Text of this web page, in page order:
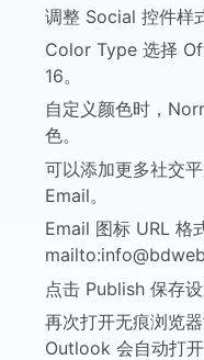
调整 Social 控件样
Color Type 选择
16。
自定义颜色时，
色。
可以添加更多社交
Email。
Email 图标 URL 格
点击 Publish 保存设
再次打开无痕浏览
Outlook 会自动打开